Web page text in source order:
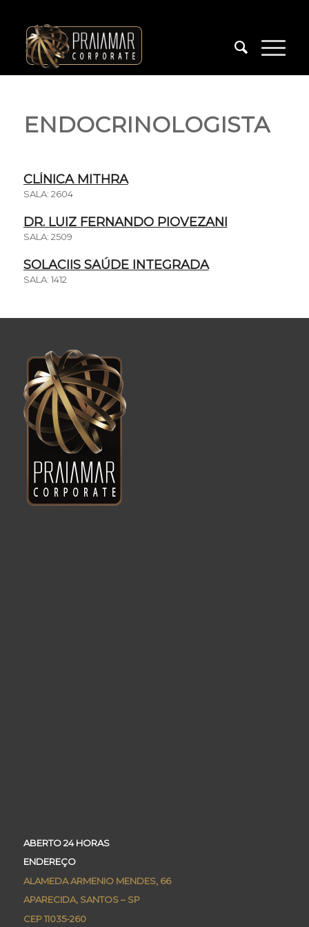
ENDOCRINOLOGISTA
CLÍNICA MITHRA
SALA: 2604
DR. LUIZ FERNANDO PIOVEZANI
SALA: 2509
SOLACIIS SAÚDE INTEGRADA
SALA: 1412
ABERTO 24 HORAS
ENDEREÇO
ALAMEDA ARMENIO MENDES, 66
APARECIDA, SANTOS – SP
CEP 11035-260